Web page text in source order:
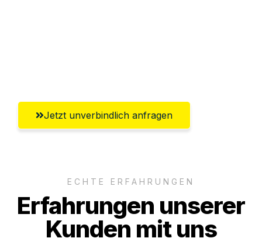
Jetzt unverbindlich anfragen
ECHTE ERFAHRUNGEN
Erfahrungen unserer
Kunden mit uns